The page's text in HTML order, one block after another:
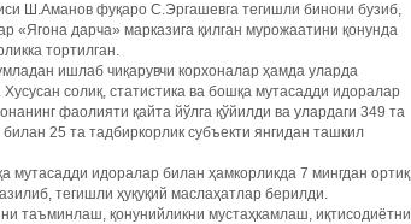
Ш.Аманов фуқаро С.Эргашевга тегишли бинони бузиб,
«Ягона дарча» марказига қилган мурожаатини қонунда
тортилган.
ишлаб чиқарувчи корхоналар ҳамда уларда
солиқ, статистика ва бошқа мутасадди идоралар
фаолияти қайта йўлга қўйилди ва улардаги 349 та
25 та тадбиркорлик субъекти янгидан ташкил
мутасадди идоралар билан ҳамкорликда 7 мингдан ортиқ
тегишли ҳуқуқий маслаҳатлар берилди.
таъминлаш, қонунийликни мустаҳкамлаш, иқтисодиётни